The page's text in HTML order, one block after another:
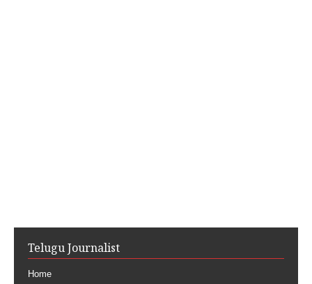
Telugu Journalist
Home